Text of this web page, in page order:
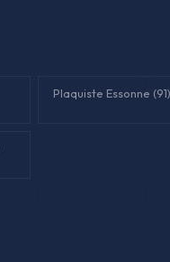
Plaquiste Essonne (91)